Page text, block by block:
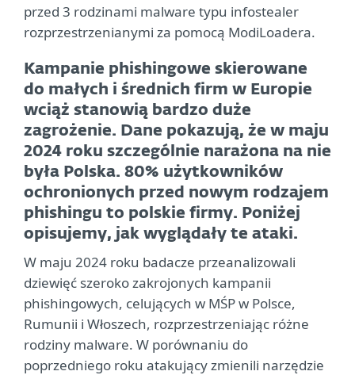
przed 3 rodzinami malware typu infostealer
rozprzestrzenianymi za pomocą ModiLoadera.
Kampanie phishingowe skierowane
do małych i średnich firm w Europie
wciąż stanowią bardzo duże
zagrożenie. Dane pokazują, że w maju
2024 roku szczególnie narażona na nie
była Polska. 80% użytkowników
ochronionych przed nowym rodzajem
phishingu to polskie firmy. Poniżej
opisujemy, jak wyglądały te ataki.
W maju 2024 roku badacze przeanalizowali
dziewięć szeroko zakrojonych kampanii
phishingowych, celujących w MŚP w Polsce,
Rumunii i Włoszech, rozprzestrzeniając różne
rodziny malware. W porównaniu do
poprzedniego roku atakujący zmienili narzędzie